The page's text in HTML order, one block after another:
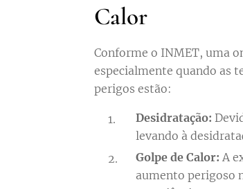
Calor
Conforme o INMET, uma
especialmente quando as
perigos estão:
Desidratação:
levando à
Golpe de Calor: A
aumento perigoso